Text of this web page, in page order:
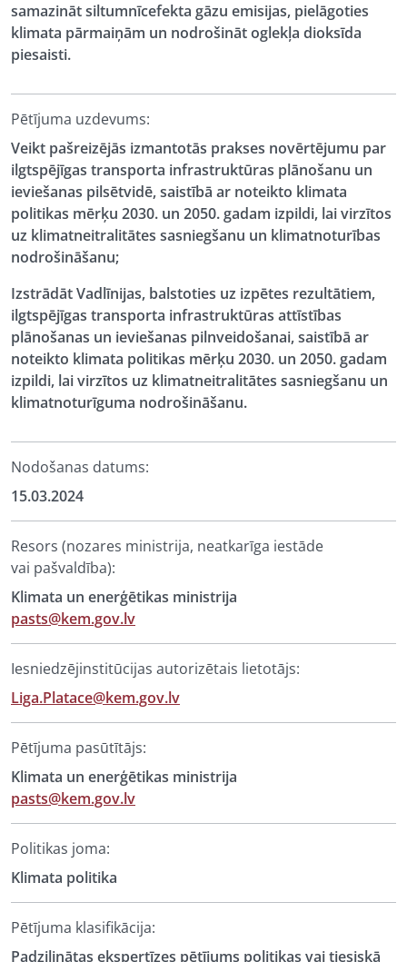
samazināt siltumnīcefekta gāzu emisijas, pielāgoties
klimata pārmaiņām un nodrošināt oglekļa dioksīda
piesaisti.
Pētījuma uzdevums:
Veikt pašreizējās izmantotās prakses novērtējumu par
ilgtspējīgas transporta infrastruktūras plānošanu un
ieviešanas pilsētvidē, saistībā ar noteikto klimata
politikas mērķu 2030. un 2050. gadam izpildi, lai virzītos
uz klimatneitralitātes sasniegšanu un klimatnoturības
nodrošināšanu;
Izstrādāt Vadlīnijas, balstoties uz izpētes rezultātiem,
ilgtspējīgas transporta infrastruktūras attīstības
plānošanas un ieviešanas pilnveidošanai,saistībā ar
noteikto klimata politikas mērķu 2030. un 2050. gadam
izpildi, lai virzītos uz klimatneitralitātes sasniegšanu un
klimatnoturīguma nodrošināšanu.
Nodošanas datums:
15.03.2024
Resors (nozares ministrija, neatkarīga iestāde
vai pašvaldība):
Klimata un enerģētikas ministrija
pasts@kem.gov.lv
Iesniedzējinstitūcijas autorizētais lietotājs:
Liga.Platace@kem.gov.lv
Pētījuma pasūtītājs:
Klimata un enerģētikas ministrija
pasts@kem.gov.lv
Politikas joma:
Klimata politika
Pētījuma klasifikācija:
Padziļinātas ekspertīzes pētījums politikas vai tiesiskā